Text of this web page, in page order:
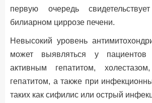
первую очередь
билиарном циррозе печени.
Невысокий уровень
может выявляться у пациентов
активным гепатитом,
гепатитом, а также при
таких как сифилис или острый